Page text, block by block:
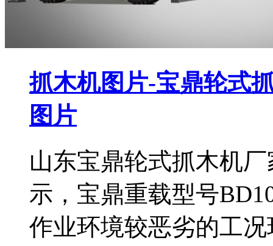
抓木机图片-宝鼎轮式
图片
山东宝鼎轮式抓木机
示，宝鼎重载型号
作业环境较恶劣的工